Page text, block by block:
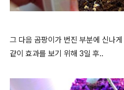
그 다음 곰팡이가 번진 부분에 신나
같이 효과를 보기 위해 3일 후..